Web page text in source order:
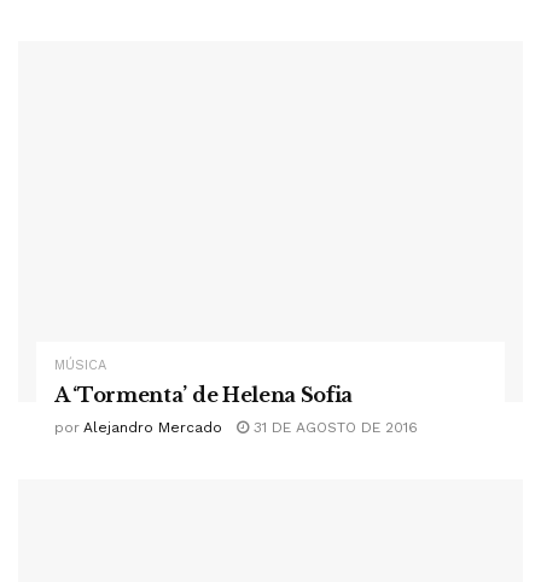
MÚSICA
A ‘Tormenta’ de Helena Sofia
por Alejandro Mercado 31 DE AGOSTO DE 2016